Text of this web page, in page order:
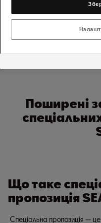
Поширені
Що таке
пропозиція
Спеціальна пропозиція —